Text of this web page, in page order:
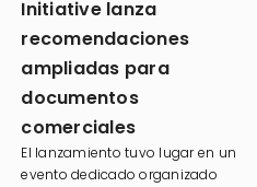
Initiative lanza
recomendaciones
ampliadas para
documentos
comerciales
El lanzamiento tuvo lugar en un
evento dedicado organizado